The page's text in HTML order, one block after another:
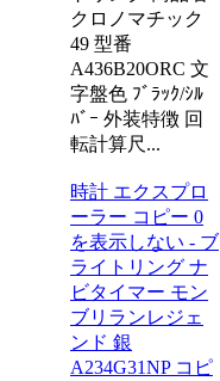
クロノマチック
49 型番
A436B20ORC 文
字盤色 ﾌﾞﾗｯｸ/ｼﾙ
ﾊﾞｰ 外装特徴 回
転計算尺...
時計 エクスプロ
ーラー コピー 0
を表示しない - ブ
ライトリング ナ
ビタイマー モン
ブリランレジェ
ンド 銀
A234G31NP コピ